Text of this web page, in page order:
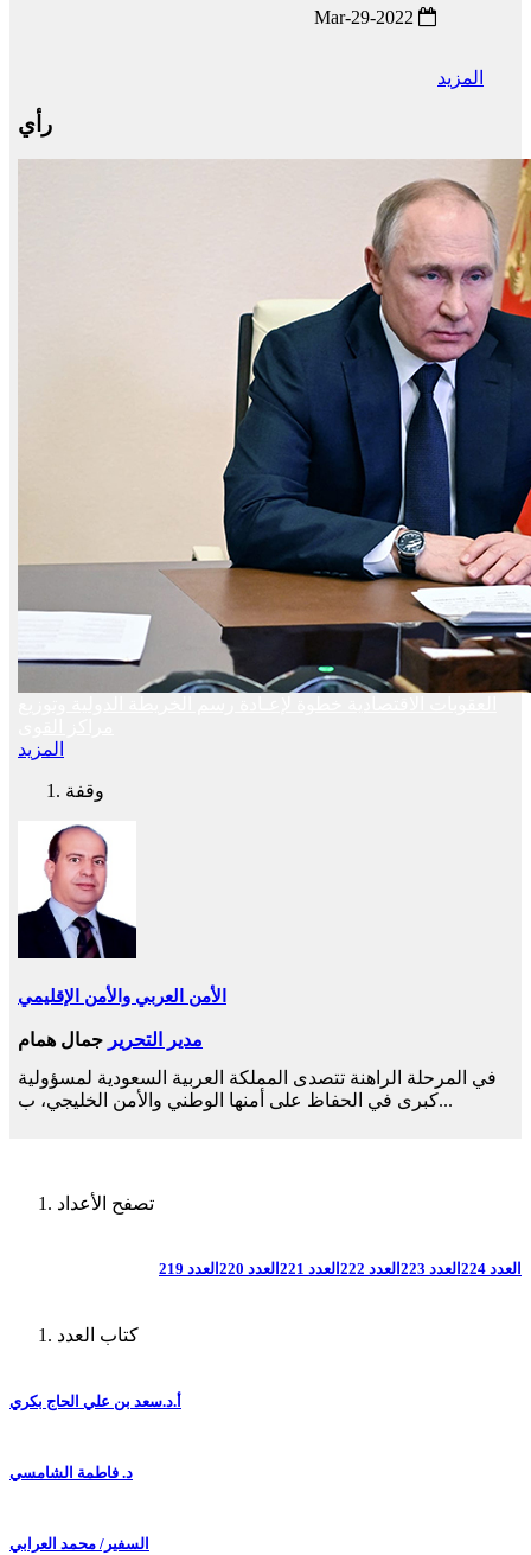
المزيد
رأي
المزيد
وقفة
الأمن العربي والأمن الإقليمي
مدير التحرير جمال همام
في المرحلة الراهنة تتصدى المملكة العربية السعودية لمسؤولية
كبرى في الحفاظ على أمنها الوطني والأمن الخليجي، ب...
تصفح الأعداد
العدد 224 العدد 223 العدد 222 العدد 221 العدد 220 العدد 219
كتاب العدد
أ.د.سعد بن علي الحاج بكري
د. فاطمة الشامسي
السفير/ محمد العرابي